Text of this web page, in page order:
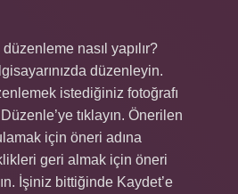
nasıl yapılır?
düzenleyin.
istediğiniz fotoğrafı
tıklayın. Önerilen
için öneri adına
geri almak için öneri
İşiniz bittiğinde Kaydet’e